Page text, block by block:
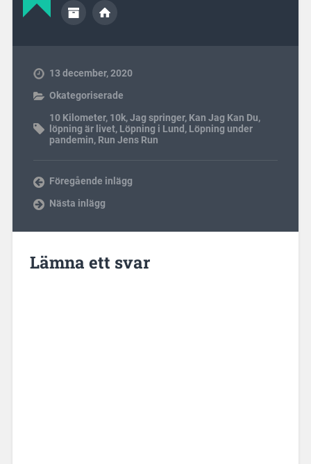
13 december, 2020
Okategoriserade
10 Kilometer, 10k,Jag springer, Kan Jag Kan Du,
löpning är livet, Löpning i Lund , Löpning under
pandemin, Run Jens Run
Föregående inlägg
Nästa inlägg
Lämna ett svar